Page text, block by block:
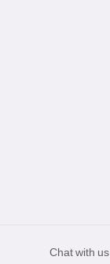
Chat with us